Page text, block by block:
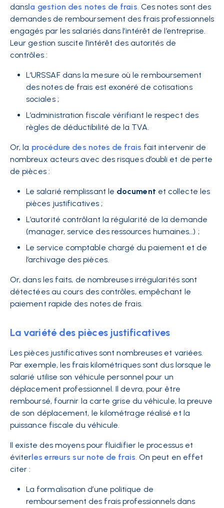
dansla gestion des notes de frais. Ces notes sont des
demandes de remboursement des frais professionnels
engagés par les salariés dans l’intérêt de l’entreprise.
Leur gestion suscite l’intérêt des autorités de
contrôles :
L’URSSAF dans la mesure où le remboursement
des notes de frais est exonéré de cotisations
sociales ;
L’administration fiscale vérifiant le respect des
règles de déductibilité de la TVA.
Or, la procédure des notes de frais fait intervenir de
nombreux acteurs avec des risques d’oubli et de perte
de pièces :
Le salarié remplissant le document et collecte les
pièces justificatives ;
L’autorité contrôlant la régularité de la demande
(manager, service des ressources humaines…) ;
Le service comptable chargé du paiement et de
l’archivage des pièces.
Or, dans les faits, de nombreuses irrégularités sont
détectées au cours des contrôles, empêchant le
paiement rapide des notes de frais.
La variété des pièces justificatives
Les pièces justificatives sont nombreuses et variées.
Par exemple, les frais kilométriques sont dus lorsque le
salarié utilise son véhicule personnel pour un
déplacement professionnel. Il devra, pour être
remboursé, fournir la carte grise du véhicule, la preuve
de son déplacement, le kilométrage réalisé et la
puissance fiscale du véhicule.
Il existe des moyens pour fluidifier le processus et
éviterles erreurs sur note de frais. On peut en effet
citer :
La formalisation d’une politique de
remboursement des frais professionnels dans